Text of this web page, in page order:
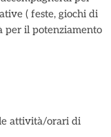
( feste, giochi di
per il potenziamento
attività/orari di